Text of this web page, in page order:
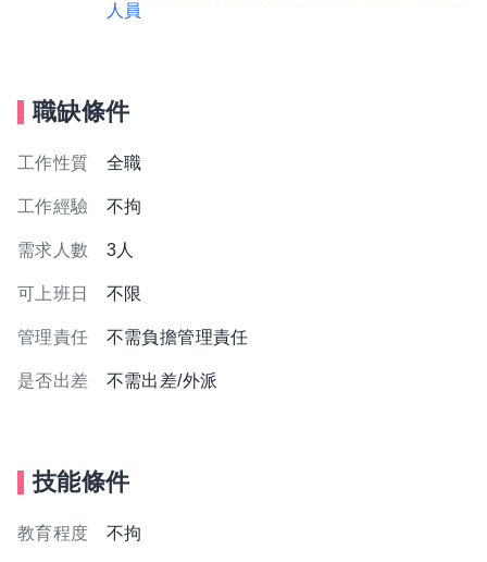
人員
職缺條件
工作性質 全職
工作經驗 不拘
需求人數 3人
可上班日 不限
管理責任 不需負擔管理責任
是否出差 不需出差/外派
技能條件
教育程度 不拘